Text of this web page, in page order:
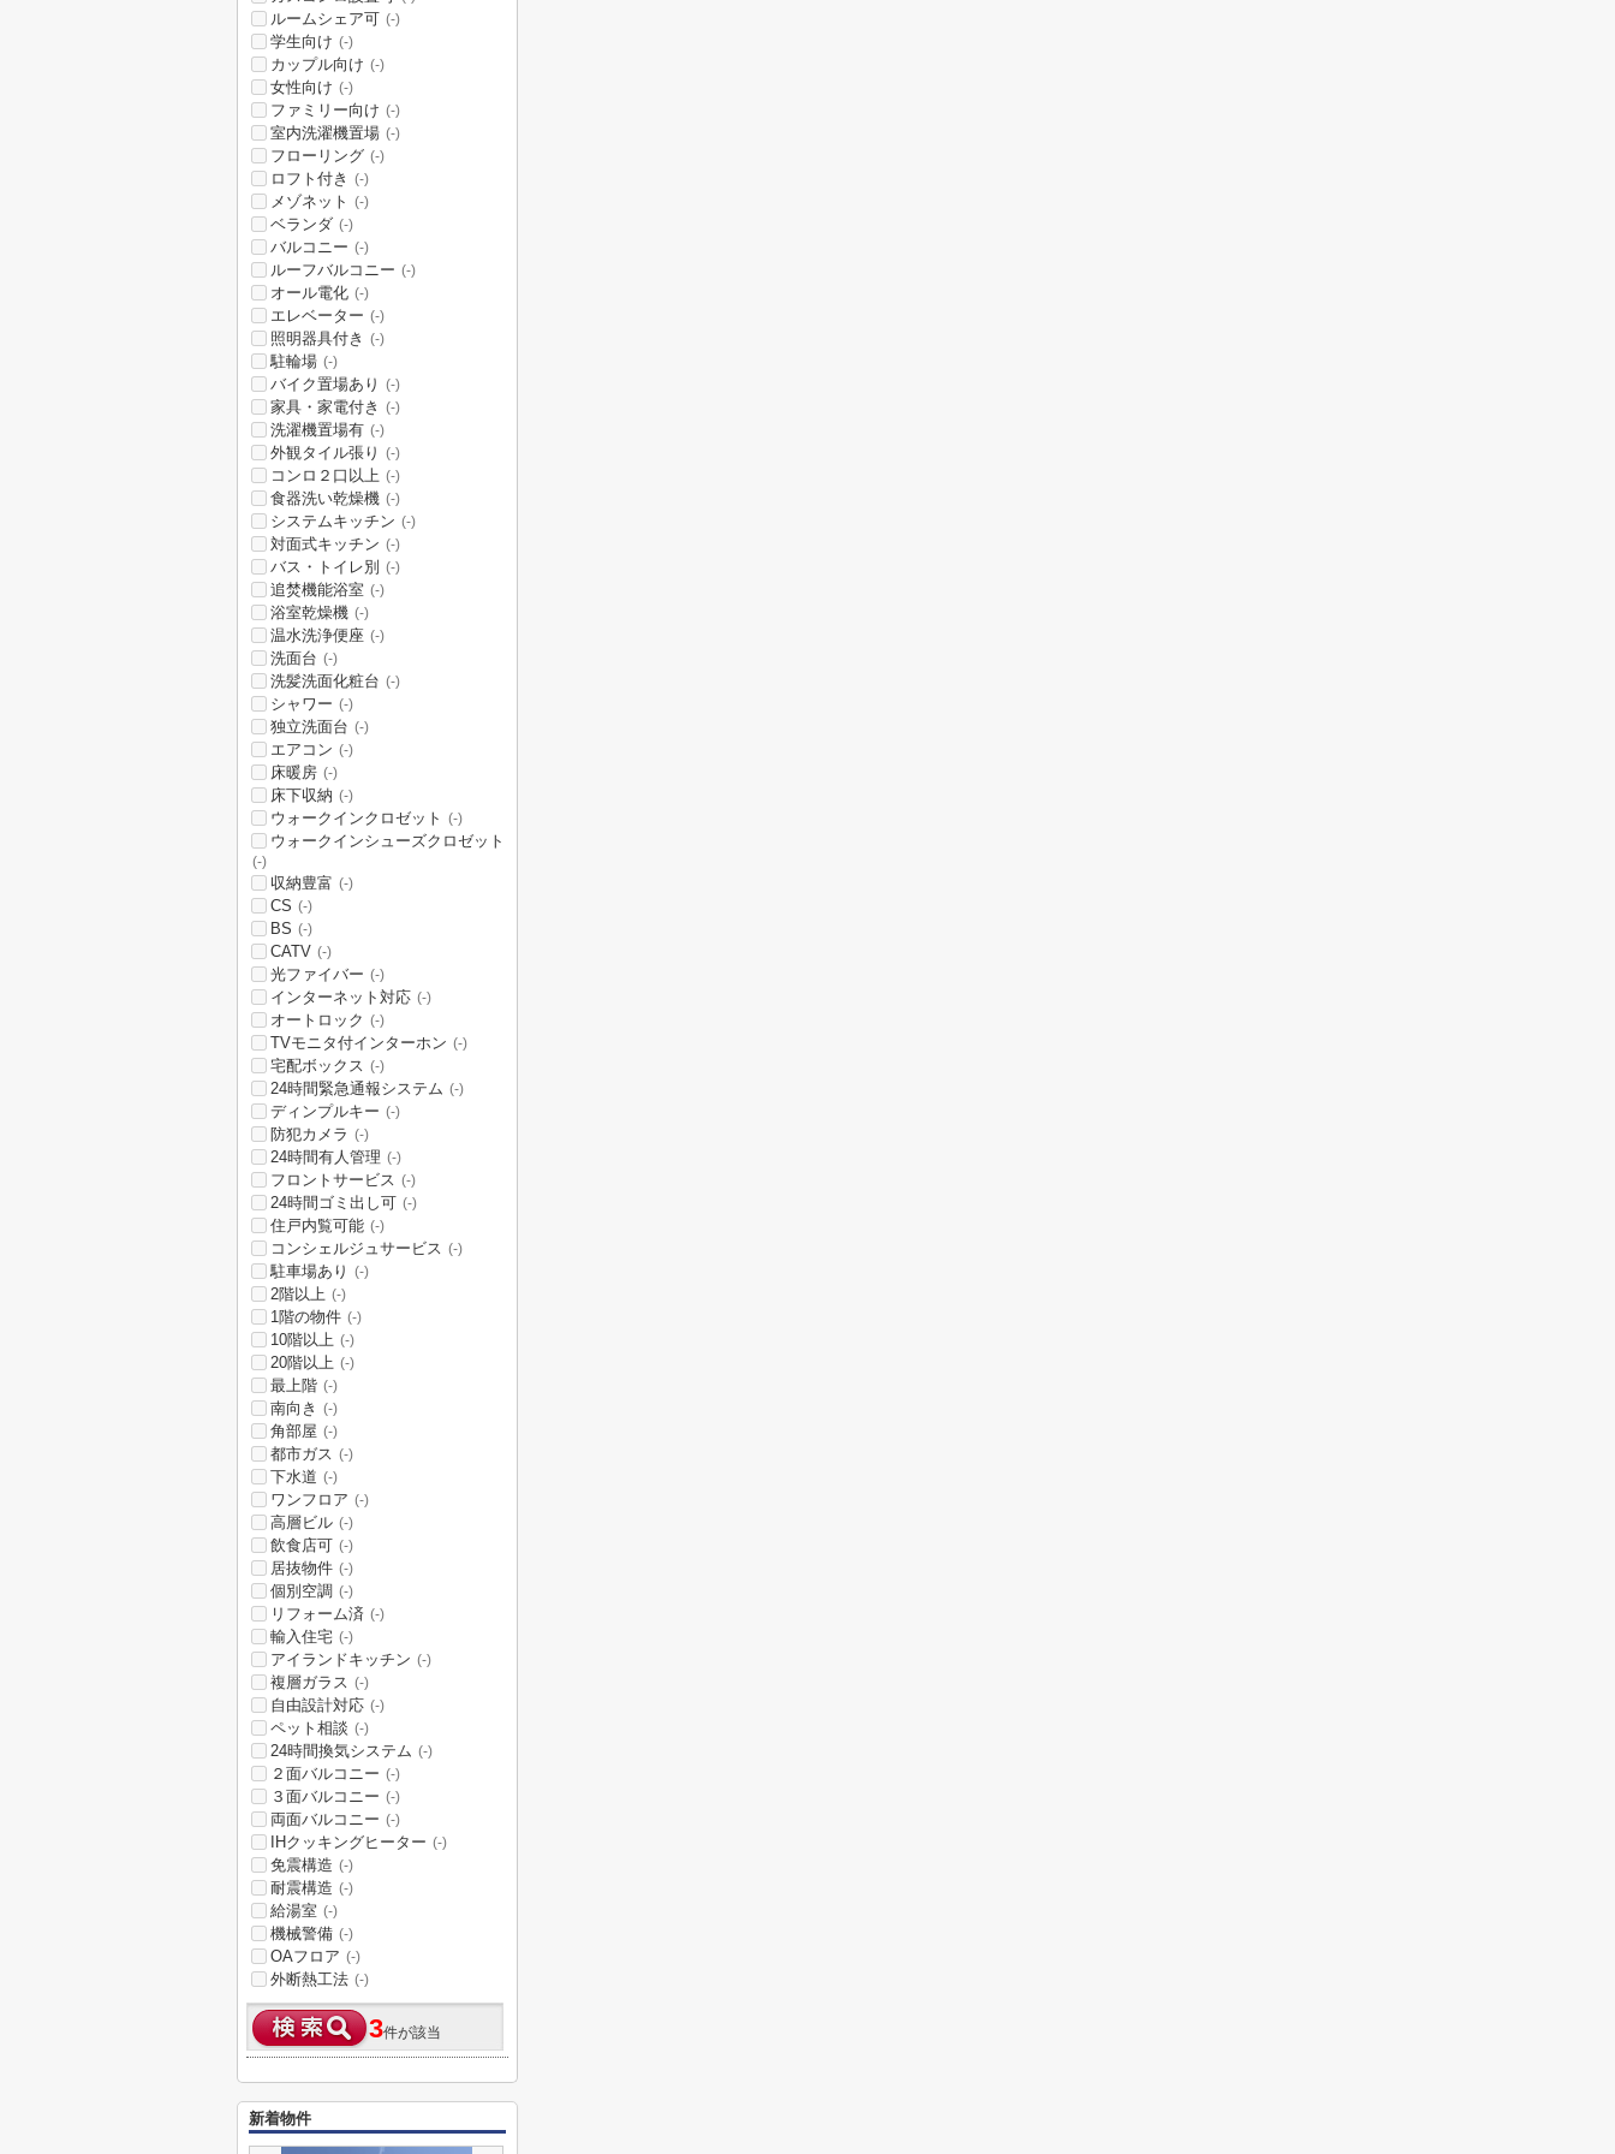
ルームシェア可 (-)
学生向け (-)
カップル向け (-)
女性向け (-)
ファミリー向け (-)
室内洗濯機置場 (-)
フローリング (-)
ロフト付き (-)
メゾネット (-)
ベランダ (-)
バルコニー (-)
ルーフバルコニー (-)
オール電化 (-)
エレベーター (-)
照明器具付き (-)
駐輪場 (-)
バイク置場あり (-)
家具・家電付き (-)
洗濯機置場有 (-)
外観タイル張り (-)
コンロ２口以上 (-)
食器洗い乾燥機 (-)
システムキッチン (-)
対面式キッチン (-)
バス・トイレ別 (-)
追焚機能浴室 (-)
浴室乾燥機 (-)
温水洗浄便座 (-)
洗面台 (-)
洗髪洗面化粧台 (-)
シャワー (-)
独立洗面台 (-)
エアコン (-)
床暖房 (-)
床下収納 (-)
ウォークインクロゼット (-)
ウォークインシューズクロゼット
(-)
収納豊富 (-)
CS (-)
BS (-)
CATV (-)
光ファイバー (-)
インターネット対応 (-)
オートロック (-)
TVモニタ付インターホン (-)
宅配ボックス (-)
24時間緊急通報システム (-)
ディンプルキー (-)
防犯カメラ (-)
24時間有人管理 (-)
フロントサービス (-)
24時間ゴミ出し可 (-)
住戸内覧可能 (-)
コンシェルジュサービス (-)
駐車場あり (-)
2階以上 (-)
1階の物件 (-)
10階以上 (-)
20階以上 (-)
最上階 (-)
南向き (-)
角部屋 (-)
都市ガス (-)
下水道 (-)
ワンフロア (-)
高層ビル (-)
飲食店可 (-)
居抜物件 (-)
個別空調 (-)
リフォーム済 (-)
輸入住宅 (-)
アイランドキッチン (-)
複層ガラス (-)
自由設計対応 (-)
ペット相談 (-)
24時間換気システム (-)
２面バルコニー (-)
３面バルコニー (-)
両面バルコニー (-)
IHクッキングヒーター (-)
免震構造 (-)
耐震構造 (-)
給湯室 (-)
機械警備 (-)
OAフロア (-)
外断熱工法 (-)
3件が該当
新着物件